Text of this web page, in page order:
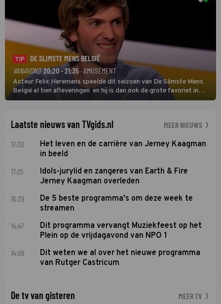
TIP
DE SLIMSTE MENS BELGIË
VANAVOND 20:20 - 21:35· AMUSEMENT
Acteur Felix Heremans speelde dit seizoen van De Slimste Mens
België al tien afleveringen en hij is dan ook de grote favoriet in
deze seizoensfinale. En er is Nederlandse inbreng, want komiek
Laatste nieuws van TVgids.nl MEER NIEUWS
17:30
Het leven en de carrière van Jerney Kaagman
in beeld
17:25
Idols-jurylid en zangeres van Earth & Fire
Jerney Kaagman overleden
16:39
De 5 beste programma's om deze week te
streamen
14:47
Dit programma vervangt Muziekfeest op het
Plein op de vrijdagavond van NPO 1
14:09
Dit weten we al over het nieuwe programma
van Rutger Castricum
De tv van gisteren MEER TV